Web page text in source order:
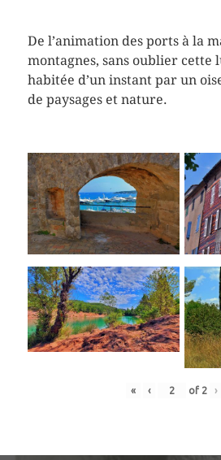
De l’animation des ports à la
montagnes, sans oublier cette
habitée d’un instant par un
de paysages et nature.
« ‹ of 2 ›